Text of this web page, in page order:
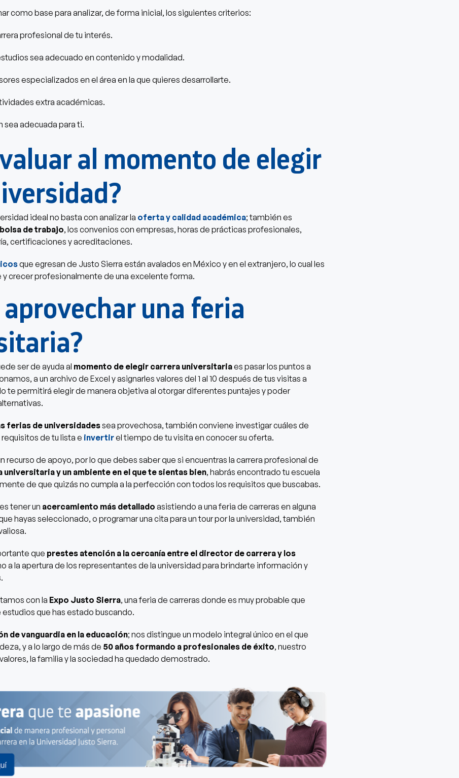
como base para analizar, de forma inicial, los siguientes criterios:
profesional de tu interés.
sea adecuado en contenido y modalidad.
especializados en el área en la que quieres desarrollarte.
extra académicas.
sea adecuada para ti.
al momento de elegir
ideal no basta con analizar la oferta y calidad académica; también es
bolsa de trabajo, los convenios con empresas, horas de prácticas profesionales,
certificaciones y acreditaciones.
que egresan de Justo Sierra están avalados en México y en el extranjero, lo cual les
crecer profesionalmente de una excelente forma.
aprovechar una feria
ser de ayuda al momento de elegir carrera universitariaes pasar los puntos a
a un archivo de Excel y asignarles valores del 1 al 10 después de tus visitas a
te permitirá elegir de manera objetiva al otorgar diferentes puntajes y poder
ferias de universidadessea provechosa, también conviene investigar cuáles de
de tu lista e invertirel tiempo de tu visita en conocer su oferta.
recurso de apoyo, por lo que debes saber que si encuentras la carrera profesional de
universitaria y un ambiente en el que te sientas bien, habrás encontrado tu escuela
de que quizás no cumpla a la perfección con todos los requisitos que buscabas.
tener un acercamiento más detallado asistiendo a una feria de carreras en alguna
hayas seleccionado, o programar una cita para un tour por la universidad, también
que prestes atención a la cercanía entre el director de carrera y los
a la apertura de los representantes de la universidad para brindarte información y
con la Expo Justo Sierra, una feria de carreras donde es muy probable que
que has estado buscando.
de vanguardia en la educación; nos distingue un modelo integral único en el que
y a lo largo de más de 50 años formando a profesionales de éxito, nuestro
la familia y la sociedad ha quedado demostrado.